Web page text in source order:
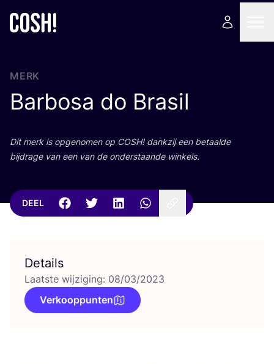
MERK
Barbosa do Brasil
Dit merk is opge­no­men op COSH! dank­zij een betaal­de
bij­dra­ge van een van de onder­staan­de winkels.
DEEL
Details
Laatste wijziging: 08/03/2023
Verkooppunten